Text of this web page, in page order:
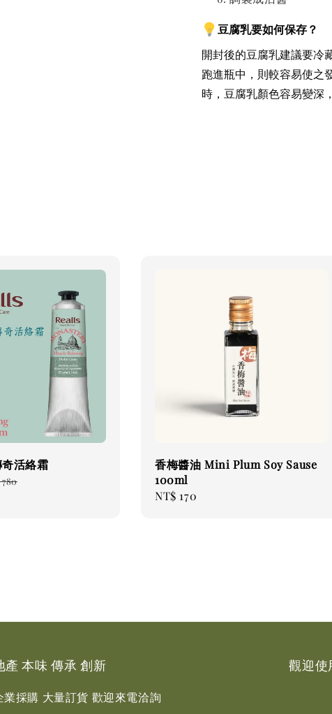
豆腐乳要如何保存？
開封後的豆腐乳建議要冷
跑進瓶中，則較容易使之
時，豆腐乳顏色容易變深
活絡霜
香梅醬油 Mini Plum Soy Sause
100ml
Regular
NT$ 170
產 本味 傳承 創新
業採購 大量訂貨 歡迎來電洽詢
觀迎使